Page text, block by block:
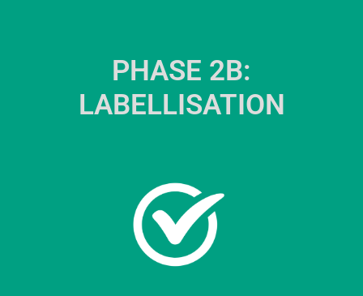
PHASE 2B:
LABELLISATION